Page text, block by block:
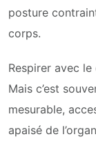
posture
corps.
Respirer avec
Mais c’est
mesurable,
apaisé de